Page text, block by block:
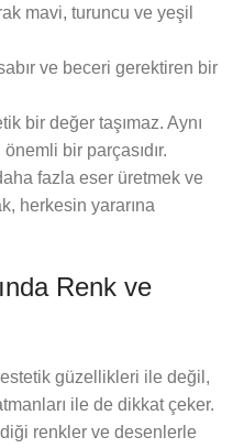
mavi, turuncu ve yeşil
ve beceri gerektiren bir
bir değer taşımaz. Aynı
bir parçasıdır.
fazla eser üretmek ve
herkesin yararına
Renk ve
estetik güzellikleri ile değil,
ile de dikkat çeker.
renkler ve desenlerle